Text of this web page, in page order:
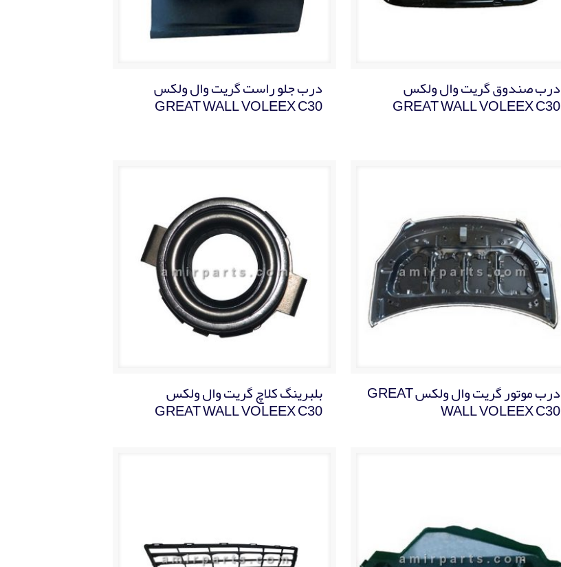
درب صندوق گریت وال ولکس
GREAT WALL VOLEEX C30
درب جلو راست گریت وال ولکس
GREAT WALL VOLEEX C30
درب موتور گریت وال ولکس GREAT
WALL VOLEEX C30
بلبرينگ کلاچ گریت وال ولکس
GREAT WALL VOLEEX C30